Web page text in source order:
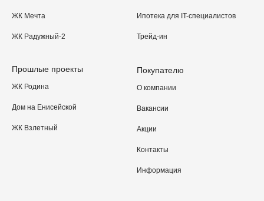
ЖК Мечта
ЖК Радужный-2
Прошлые проекты
ЖК Родина
Дом на Енисейской
ЖК Взлетный
Ипотека для IT-специалистов
Трейд-ин
Покупателю
О компании
Вакансии
Акции
Контакты
Информация